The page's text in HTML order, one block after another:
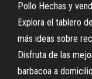
Pollo Hechas y
Explora el tablero
más ideas sobre
Disfruta de las
barbacoa a